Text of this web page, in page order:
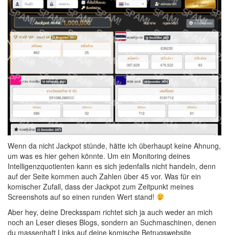
Wenn da nicht Jackpot stünde, hätte ich überhaupt keine Ahnung,
um was es hier gehen könnte. Um ein Monitoring deines
Intelligenzquotienten kann es sich jedenfalls nicht handeln, denn
auf der Seite kommen auch Zahlen über 45 vor. Was für ein
komischer Zufall, dass der Jackpot zum Zeitpunkt meines
Screenshots auf so einen runden Wert stand!
Aber hey, deine Drecksspam richtet sich ja auch weder an mich
noch an Leser dieses Blogs, sondern an Suchmaschinen, denen
du massenhaft Links auf deine komische Betrugswebsite